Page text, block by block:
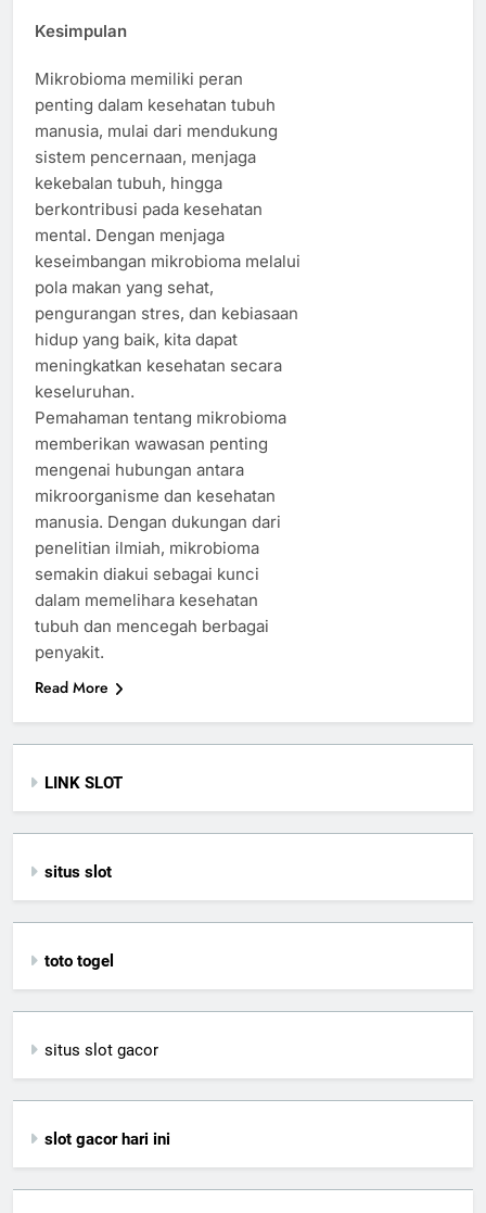
Kesimpulan
Mikrobioma memiliki peran
penting dalam kesehatan tubuh
manusia, mulai dari mendukung
sistem pencernaan, menjaga
kekebalan tubuh, hingga
berkontribusi pada kesehatan
mental. Dengan menjaga
keseimbangan mikrobioma melalui
pola makan yang sehat,
pengurangan stres, dan kebiasaan
hidup yang baik, kita dapat
meningkatkan kesehatan secara
keseluruhan.
Pemahaman tentang mikrobioma
memberikan wawasan penting
mengenai hubungan antara
mikroorganisme dan kesehatan
manusia. Dengan dukungan dari
penelitian ilmiah, mikrobioma
semakin diakui sebagai kunci
dalam memelihara kesehatan
tubuh dan mencegah berbagai
penyakit.
Read More
LINK SLOT
situs slot
toto togel
situs slot gacor
slot gacor hari ini